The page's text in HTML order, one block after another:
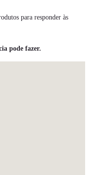
para responder às
pode fazer.